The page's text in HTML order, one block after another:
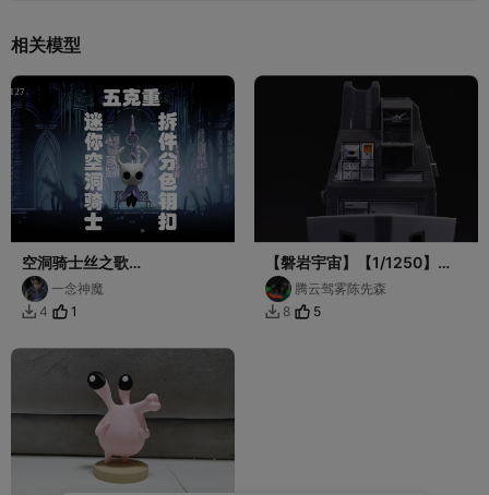
相关模型
空洞骑士丝之歌
HollowKnight-SilkSong迷
你空洞骑士钥匙扣 分件拆件分
色
一念神魔
 4 1
【磐岩宇宙】【1/1250】
3DBenchy改：至高圣堂号自
律型无人机航母（蓝牙音箱）
腾云驾雾陈先森
 8 5